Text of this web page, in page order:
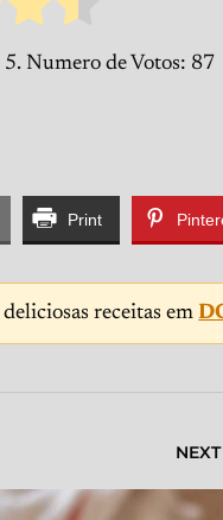
Numero de Votos: 87
Print
receitas em